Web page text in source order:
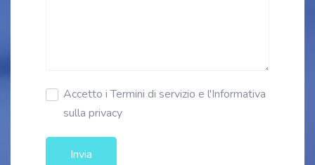
Accetto i Termini di servizio e l'Informativa
sulla privacy
Invia